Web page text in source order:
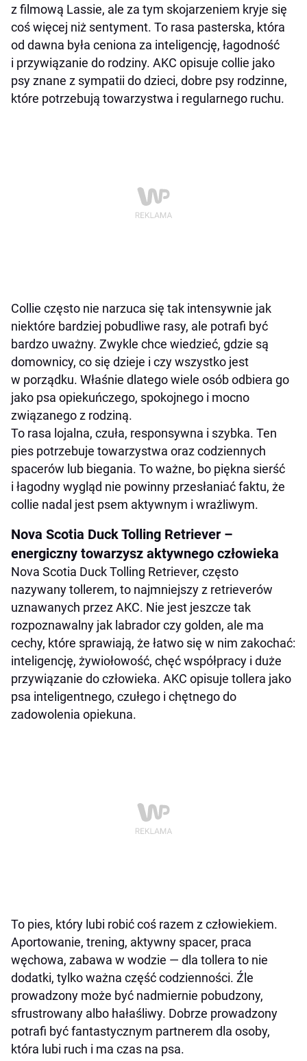
z filmową Lassie, ale za tym skojarzeniem kryje się
coś więcej niż sentyment. To rasa pasterska, która
od dawna była ceniona za inteligencję, łagodność
i przywiązanie do rodziny. AKC opisuje collie jako
psy znane z sympatii do dzieci, dobre psy rodzinne,
które potrzebują towarzystwa i regularnego ruchu.
Collie często nie narzuca się tak intensywnie jak
niektóre bardziej pobudliwe rasy, ale potrafi być
bardzo uważny. Zwykle chce wiedzieć, gdzie są
domownicy, co się dzieje i czy wszystko jest
w porządku. Właśnie dlatego wiele osób odbiera go
jako psa opiekuńczego, spokojnego i mocno
związanego z rodziną.
To rasa lojalna, czuła, responsywna i szybka. Ten
pies potrzebuje towarzystwa oraz codziennych
spacerów lub biegania. To ważne, bo piękna sierść
i łagodny wygląd nie powinny przesłaniać faktu, że
collie nadal jest psem aktywnym i wrażliwym.
Nova Scotia Duck Tolling Retriever –
energiczny towarzysz aktywnego człowieka
Nova Scotia Duck Tolling Retriever, często
nazywany tollerem, to najmniejszy z retrieverów
uznawanych przez AKC. Nie jest jeszcze tak
rozpoznawalny jak labrador czy golden, ale ma
cechy, które sprawiają, że łatwo się w nim zakochać:
inteligencję, żywiołowość, chęć współpracy i duże
przywiązanie do człowieka. AKC opisuje tollera jako
psa inteligentnego, czułego i chętnego do
zadowolenia opiekuna.
To pies, który lubi robić coś razem z człowiekiem.
Aportowanie, trening, aktywny spacer, praca
węchowa, zabawa w wodzie — dla tollera to nie
dodatki, tylko ważna część codzienności. Źle
prowadzony może być nadmiernie pobudzony,
sfrustrowany albo hałaśliwy. Dobrze prowadzony
potrafi być fantastycznym partnerem dla osoby,
która lubi ruch i ma czas na psa.